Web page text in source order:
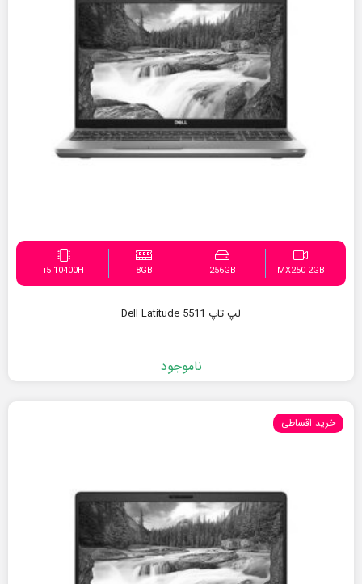
MX250 2GB
256GB
8GB
i5 10400H
لپ تاپ Dell Latitude 5511
ناموجود
خرید اقساطی